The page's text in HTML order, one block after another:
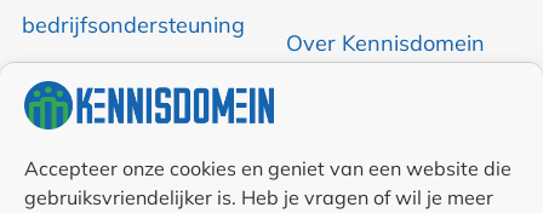
Accepteer onze cookies en geniet van een website die
gebruiksvriendelijker is. Heb je vragen of wil je meer
bedrijfsondersteuning
Over Kennisdomein
RSS & Nieuwsfeed